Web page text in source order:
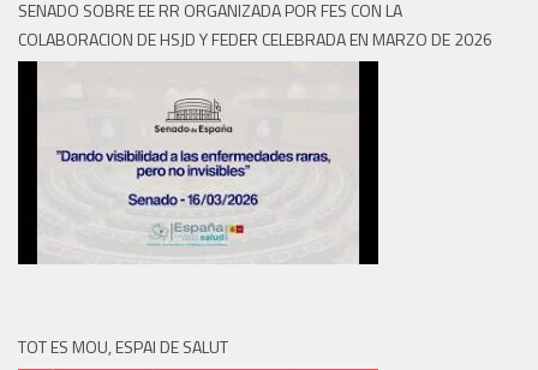
SENADO SOBRE EE RR ORGANIZADA POR FES CON LA
COLABORACION DE HSJD Y FEDER CELEBRADA EN MARZO DE 2026
TOT ES MOU, ESPAI DE SALUT